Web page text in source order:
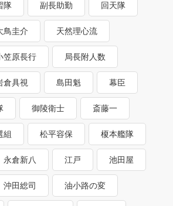
隊 副長助勤 回天隊
鳥圭介 天然理心流
笠原長行 局長附人数
倉具視 島田魁 幕臣
御陵衛士 斎藤一
組 松平容保 榎本艦隊
永倉新八 江戸 池田屋
沖田総司 油小路の変